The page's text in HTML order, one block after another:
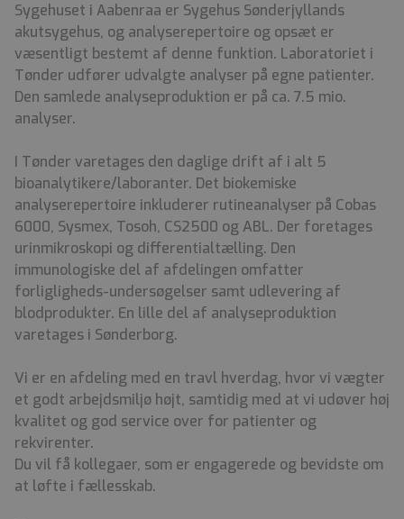
Sygehuset i Aabenraa er Sygehus Sønderjyllands
akutsygehus, og analyserepertoire og opsæt er
væsentligt bestemt af denne funktion. Laboratoriet i
Tønder udfører udvalgte analyser på egne patienter.
Den samlede analyseproduktion er på ca. 7.5 mio.
analyser.
I Tønder varetages den daglige drift af i alt 5
bioanalytikere/laboranter. Det biokemiske
analyserepertoire inkluderer rutineanalyser på Cobas
6000, Sysmex, Tosoh, CS2500 og ABL. Der foretages
urinmikroskopi og differentialtælling. Den
immunologiske del af afdelingen omfatter
forligligheds-undersøgelser samt udlevering af
blodprodukter. En lille del af analyseproduktion
varetages i Sønderborg.
Vi er en afdeling med en travl hverdag, hvor vi vægter
et godt arbejdsmiljø højt, samtidig med at vi udøver høj
kvalitet og god service over for patienter og
rekvirenter.
Du vil få kollegaer, som er engagerede og bevidste om
at løfte i fællesskab.